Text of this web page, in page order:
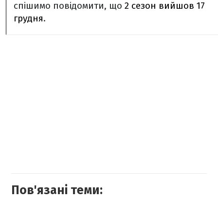
спішимо повідомити, що 2 сезон вийшов 17
грудня.
Пов'язані теми: